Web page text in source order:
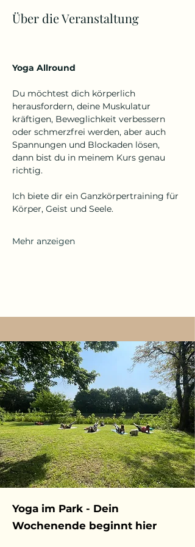
Über die Veranstaltung
Yoga Allround
Du möchtest dich körperlich
herausfordern, deine Muskulatur
kräftigen, Beweglichkeit verbessern
oder schmerzfrei werden, aber auch
Spannungen und Blockaden lösen,
dann bist du in meinem Kurs genau
richtig.
Ich biete dir ein Ganzkörpertraining für
Körper, Geist und Seele.
Mehr anzeigen
Yoga im Park - Dein
Wochenende beginnt hier